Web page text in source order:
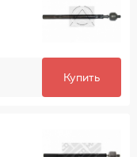
Купить